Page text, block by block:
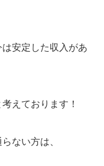
安定した収入があ
えております！
ない方は、